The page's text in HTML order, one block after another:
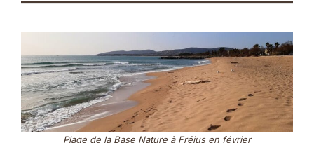
Plage de la Base Nature à Fréjus en février